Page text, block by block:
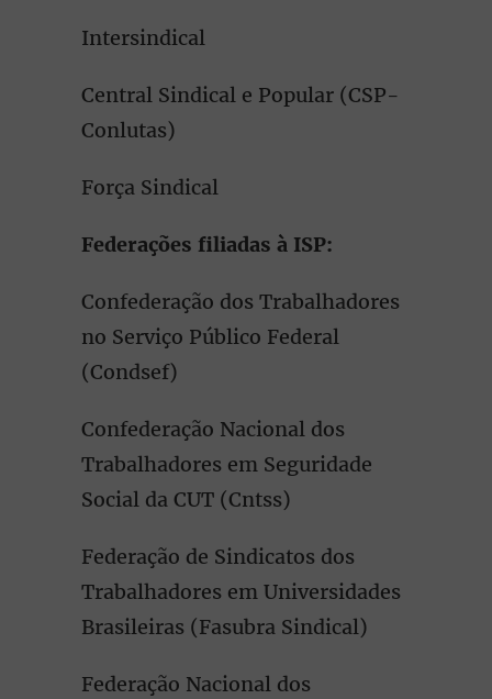
Intersindical
Central Sindical e Popular (CSP-
Conlutas)
Força Sindical
Federações filiadas à ISP:
Confederação dos Trabalhadores
no Serviço Público Federal
(Condsef)
Confederação Nacional dos
Trabalhadores em Seguridade
Social da CUT (Cntss)
Federação de Sindicatos dos
Trabalhadores em Universidades
Brasileiras (Fasubra Sindical)
Federação Nacional dos